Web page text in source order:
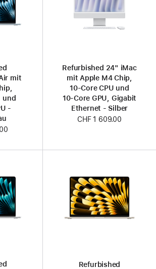
mit
und
-
Refurbished 24" iMac
mit Apple M4 Chip,
10‑Core CPU und
10‑Core GPU, Gigabit
Ethernet - Silber
CHF 1 609.00
Refurbished